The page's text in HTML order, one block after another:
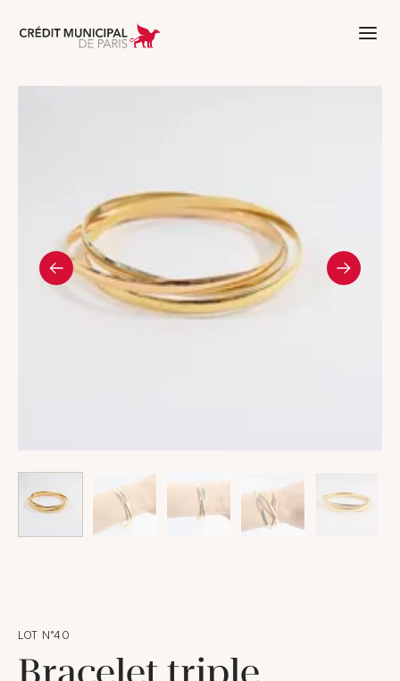
Aller à l'accueil de Crédit Municipal
LOT N°40
Bracelet triple